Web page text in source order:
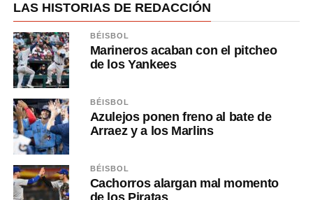
LAS HISTORIAS DE REDACCIÓN
BÉISBOL
Marineros acaban con el pitcheo
de los Yankees
BÉISBOL
Azulejos ponen freno al bate de
Arraez y a los Marlins
BÉISBOL
Cachorros alargan mal momento
de los Piratas